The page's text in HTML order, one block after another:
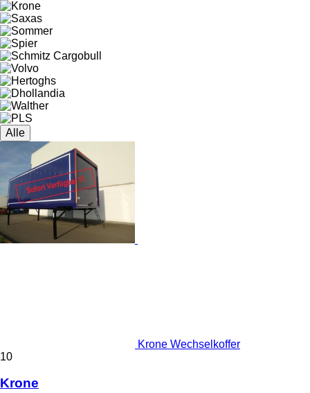
Alle
Krone Wechselkoffer
10
Krone